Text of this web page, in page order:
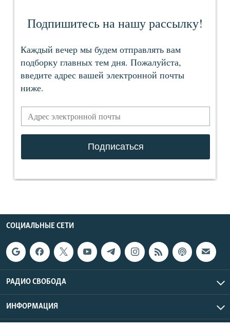
СОЦИАЛЬНЫЕ СЕТИ
РАДИО СВОБОДА
ИНФОРМАЦИЯ